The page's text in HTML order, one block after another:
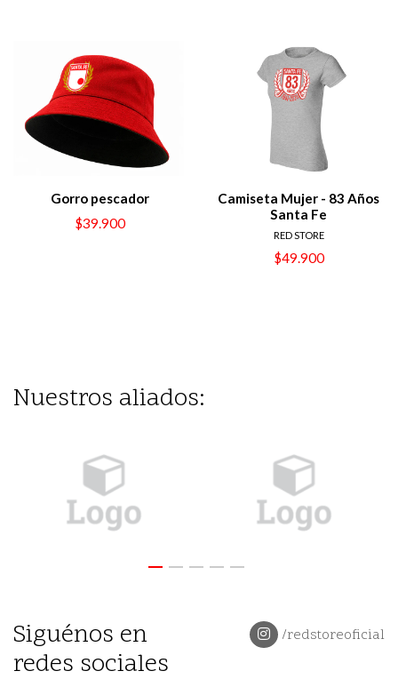
Gorro pescador
$39.900
Camiseta Mujer - 83 Años
Santa Fe
RED STORE
$49.900
Nuestros aliados:
Siguénos en
redes sociales
/redstoreoficial